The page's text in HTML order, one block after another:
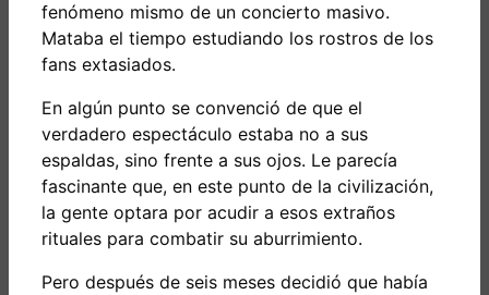
fenómeno mismo de un concierto masivo.
Mataba el tiempo estudiando los rostros de los
fans extasiados.
En algún punto se convenció de que el
verdadero espectáculo estaba no a sus
espaldas, sino frente a sus ojos. Le parecía
fascinante que, en este punto de la civilización,
la gente optara por acudir a esos extraños
rituales para combatir su aburrimiento.
Pero después de seis meses decidió que había